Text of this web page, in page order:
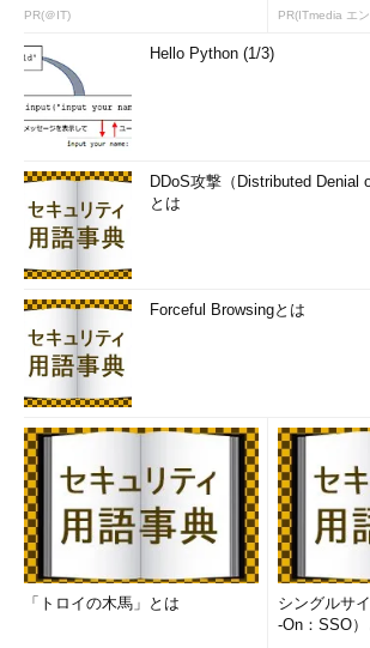
PR(＠IT) PR(ITmedia エ
Hello Python (1/3)
DDoS攻撃（Distributed Denial
とは
Forceful Browsingとは
「トロイの木馬」とは
シングルサ
-On：SSO）